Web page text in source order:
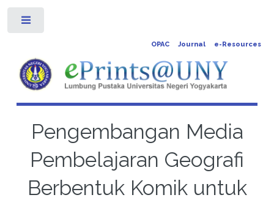
OPAC Journal e-Resources
Pengembangan Media
Pembelajaran Geografi
Berbentuk Komik untuk